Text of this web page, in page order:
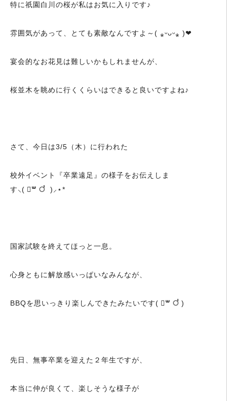
特に祇園白川の桜が私はお気に入りです♪
雰囲気があって、とても素敵なんですよ～( ⁎ᵕᴗᵕ⁎ )❤︎
宴会的なお花見は難しいかもしれませんが、
桜並木を眺めに行くくらいはできると良いですよね♪
さて、今日は3/5（木）に行われた
校外イベント『卒業遠足』の様子をお伝えしま
す⸜(
꒳ ॑ )⸝⋆*
国家試験を終えてほっと一息。
心身ともに解放感いっぱいなみんなが、
BBQを思いっきり楽しんできたみたいです( ꒳ ॑ )
先日、無事卒業を迎えた２年生ですが、
本当に仲が良くて、楽しそうな様子が